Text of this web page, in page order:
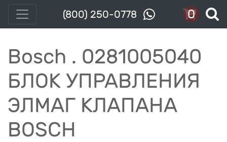
(800) 250-0778 0
Bosch . 0281005040
БЛОК УПРАВЛЕНИЯ
ЭЛМАГ КЛАПАНА
BOSCH